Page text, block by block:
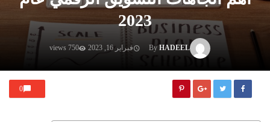
2023
ByHADEEL فبراير 16, 2023 750 views
0